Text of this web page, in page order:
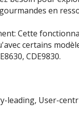
en
Cette
certains
CDE9830.